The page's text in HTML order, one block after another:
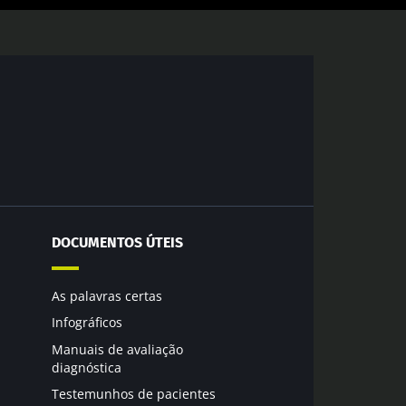
DOCUMENTOS ÚTEIS
As palavras certas
Infográficos
Manuais de avaliação
diagnóstica
Testemunhos de pacientes